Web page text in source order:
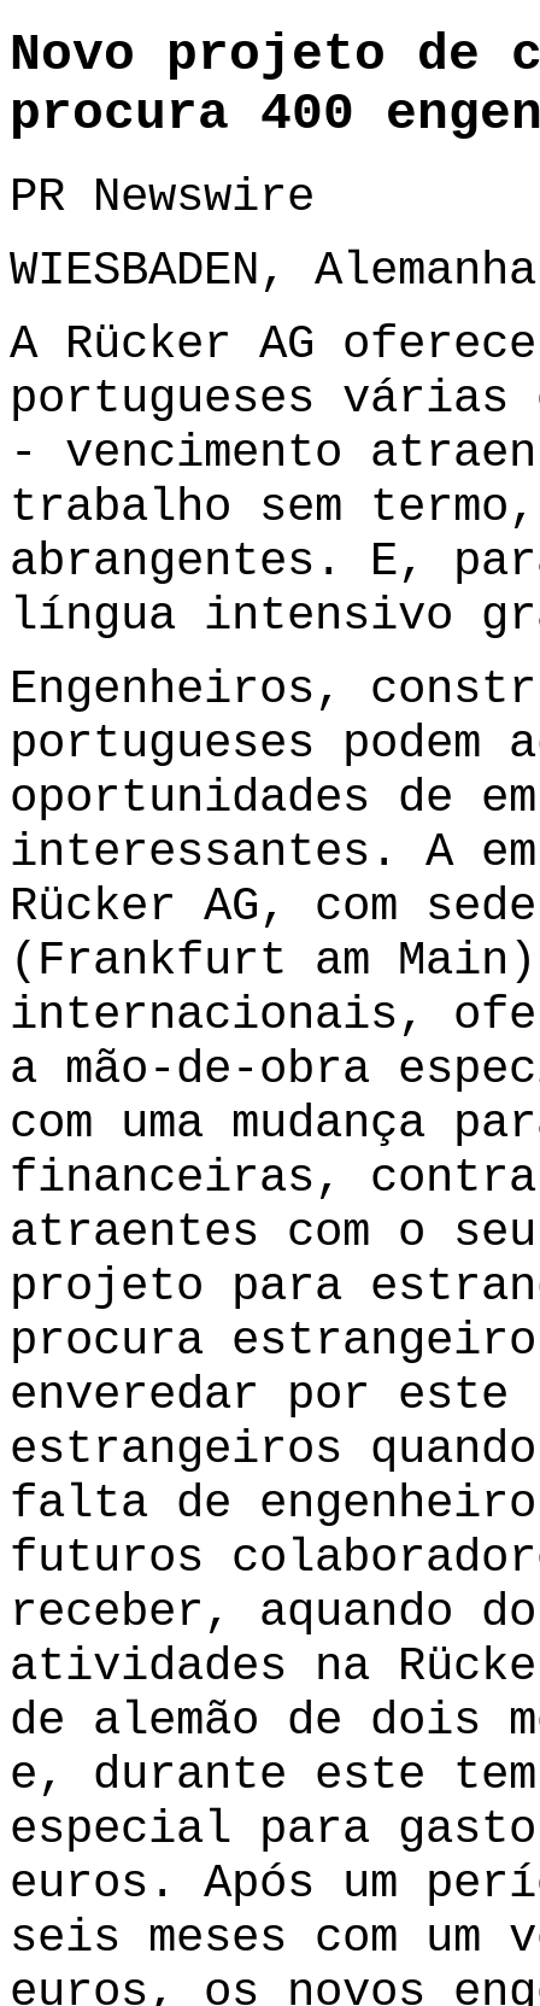
Novo projeto de
procura 400
PR Newswire
WIESBADEN,
A Rücker AG
portugueses
- vencimento
trabalho sem
abrangentes. E,
língua intensivo
Engenheiros,
portugueses
oportunidades de
interessantes. A
Rücker AG, com
(Frankfurt am
internacionais,
a mão-de-obra
com uma mudança
financeiras,
atraentes com o
projeto para
procura
enveredar por
estrangeiros
falta de
futuros
receber, aquando
atividades na
de alemão de dois
e, durante este
especial para
euros. Após um
seis meses com um
euros, os novos